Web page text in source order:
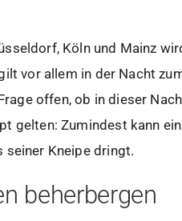
Köln und Mainz
vor allem in der Nacht
offen, ob in dieser
gelten: Zumindest kann
seiner Kneipe dringt.
beherbergen